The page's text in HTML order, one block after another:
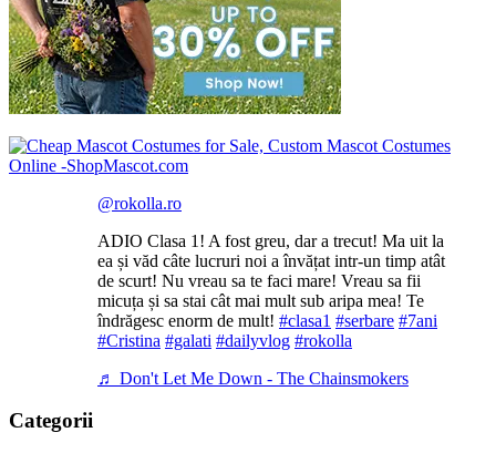
@rokolla.ro
ADIO Clasa 1! A fost greu, dar a trecut! Ma uit la
ea și văd câte lucruri noi a învățat intr-un timp atât
de scurt! Nu vreau sa te faci mare! Vreau sa fii
micuța și sa stai cât mai mult sub aripa mea! Te
îndrăgesc enorm de mult! #clasa1 #serbare #7ani
#Cristina #galati #dailyvlog #rokolla
♬ Don't Let Me Down - The Chainsmokers
Categorii